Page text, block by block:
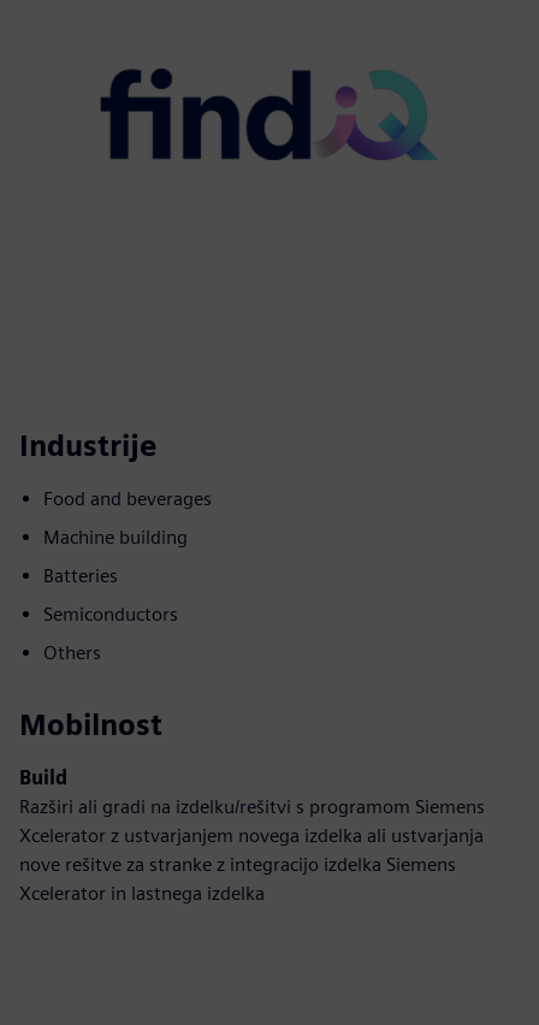
Industrije
Food and beverages
Machine building
Batteries
Semiconductors
Others
Mobilnost
Build
Razširi ali gradi na izdelku/rešitvi s programom Siemens
Xcelerator z ustvarjanjem novega izdelka ali ustvarjanja
nove rešitve za stranke z integracijo izdelka Siemens
Xcelerator in lastnega izdelka